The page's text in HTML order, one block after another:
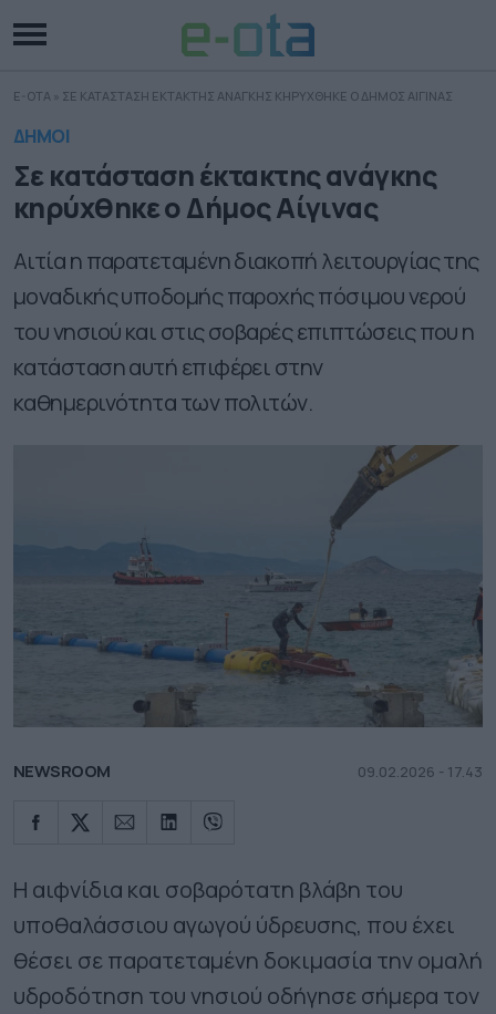
E-OTA » ΣΕ ΚΑΤΑΣΤΑΣΗ ΕΚΤΑΚΤΗΣ ΑΝΑΓΚΗΣ ΚΗΡΥΧΘΗΚΕ Ο ΔΗΜΟΣ ΑΙΓΙΝΑΣ
ΔΗΜΟΙ
Σε κατάσταση έκτακτης ανάγκης
κηρύχθηκε ο Δήμος Αίγινας
Αιτία η παρατεταμένη διακοπή λειτουργίας της
μοναδικής υποδομής παροχής πόσιμου νερού
του νησιού και στις σοβαρές επιπτώσεις που η
κατάσταση αυτή επιφέρει στην
καθημερινότητα των πολιτών.
NEWSROOM 09.02.2026 - 17.43
Η αιφνίδια και σοβαρότατη βλάβη του
υποθαλάσσιου αγωγού ύδρευσης, που έχει
θέσει σε παρατεταμένη δοκιμασία την ομαλή
υδροδότηση του νησιού οδήγησε σήμερα τον